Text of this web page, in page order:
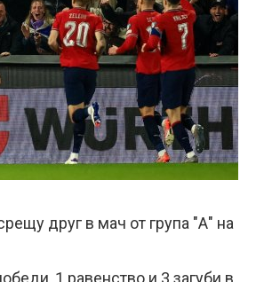
друг в мач от група "А" на
1 равенство и 3 загуби в